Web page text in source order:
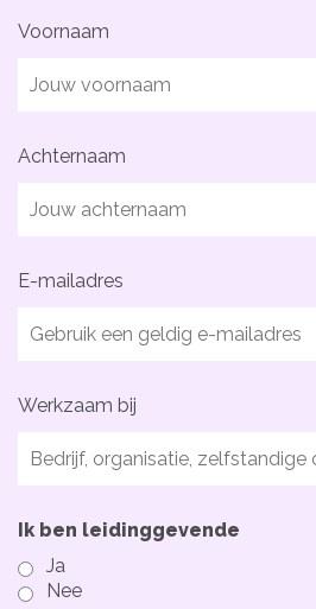
Ver- en vooroordelencheck
Bekijk volledig overzicht
Sluit je ook aan
In jouw organisatie
Deelnemers & allianties
Updates & nieuws
Voornaam
Achternaam
E-mailadres
Werkzaam bij
Ik ben leidinggevende
Ja
Nee